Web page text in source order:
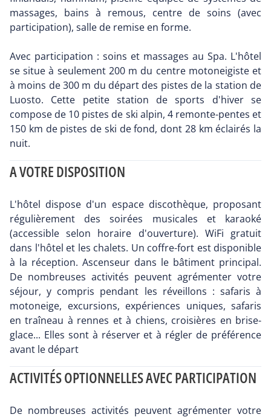
massages, bains à remous, centre de soins (avec
participation), salle de remise en forme.
Avec participation : soins et massages au Spa. L'hôtel
se situe à seulement 200 m du centre motoneigiste et
à moins de 300 m du départ des pistes de la station de
Luosto. Cette petite station de sports d'hiver se
compose de 10 pistes de ski alpin, 4 remonte-pentes et
150 km de pistes de ski de fond, dont 28 km éclairés la
nuit.
A VOTRE DISPOSITION
L'hôtel dispose d'un espace discothèque, proposant
régulièrement des soirées musicales et karaoké
(accessible selon horaire d'ouverture). WiFi gratuit
dans l'hôtel et les chalets. Un coffre-fort est disponible
à la réception. Ascenseur dans le bâtiment principal.
De nombreuses activités peuvent agrémenter votre
séjour, y compris pendant les réveillons : safaris à
motoneige, excursions, expériences uniques, safaris
en traîneau à rennes et à chiens, croisières en brise-
glace... Elles sont à réserver et à régler de préférence
avant le départ
ACTIVITÉS OPTIONNELLES AVEC PARTICIPATION
De nombreuses activités peuvent agrémenter votre